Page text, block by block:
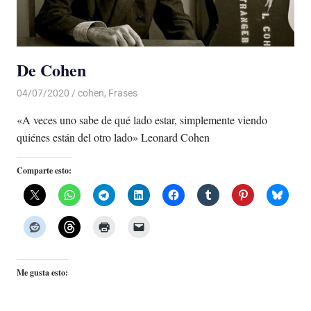
De Cohen
04/07/2020 De todo un Poco
cohen, Frases
«A veces uno sabe de qué lado estar, simplemente viendo
quiénes están del otro lado» Leonard Cohen
Comparte esto:
Me gusta esto: